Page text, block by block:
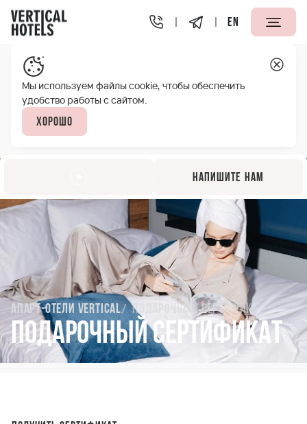
EN
Апарт-отели Vertical Подарочный сертификат
Подарочный сертификат
Мы используем файлы cookie, чтобы обеспечить
удобство работы с сайтом.
Хорошо
Напишите нам